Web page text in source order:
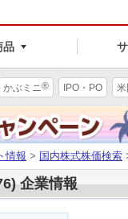
品
かぶミニ® IPO・PO
情報 > 国内株式株価検索
企業情報